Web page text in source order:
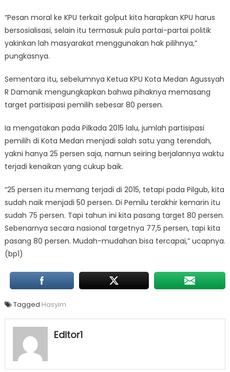
“Pesan moral ke KPU terkait golput kita harapkan KPU harus
bersosialisasi, selain itu termasuk pula partai-partai politik
yakinkan lah masyarakat menggunakan hak pilihnya,”
pungkasnya.
Sementara itu, sebelumnya Ketua KPU Kota Medan Agussyah
R Damanik mengungkapkan bahwa pihaknya memasang
target partisipasi pemilih sebesar 80 persen.
Ia mengatakan pada Pilkada 2015 lalu, jumlah partisipasi
pemilih di Kota Medan menjadi salah satu yang terendah,
yakni hanya 25 persen saja, namun seiring berjalannya waktu
terjadi kenaikan yang cukup baik.
“25 persen itu memang terjadi di 2015, tetapi pada Pilgub, kita
sudah naik menjadi 50 persen. Di Pemilu terakhir kemarin itu
sudah 75 persen. Tapi tahun ini kita pasang target 80 persen.
Sebenarnya secara nasional targetnya 77,5 persen, tapi kita
pasang 80 persen. Mudah-mudahan bisa tercapai,” ucapnya.
(bp1)
Tagged Hasyim
Editor1